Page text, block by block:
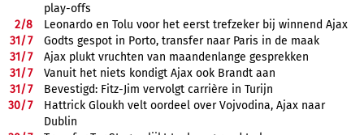
play-offs
2/8
Leonardo en Tolu voor het eerst trefzeker bij winnend Ajax
31/7
Godts gespot in Porto, transfer naar Paris in de maak
31/7
Ajax plukt vruchten van maandenlange gesprekken
31/7
Vanuit het niets kondigt Ajax ook Brandt aan
31/7
Bevestigd: Fitz-Jim vervolgt carrière in Turijn
30/7
Hattrick Gloukh velt oordeel over Vojvodina, Ajax naar
Dublin